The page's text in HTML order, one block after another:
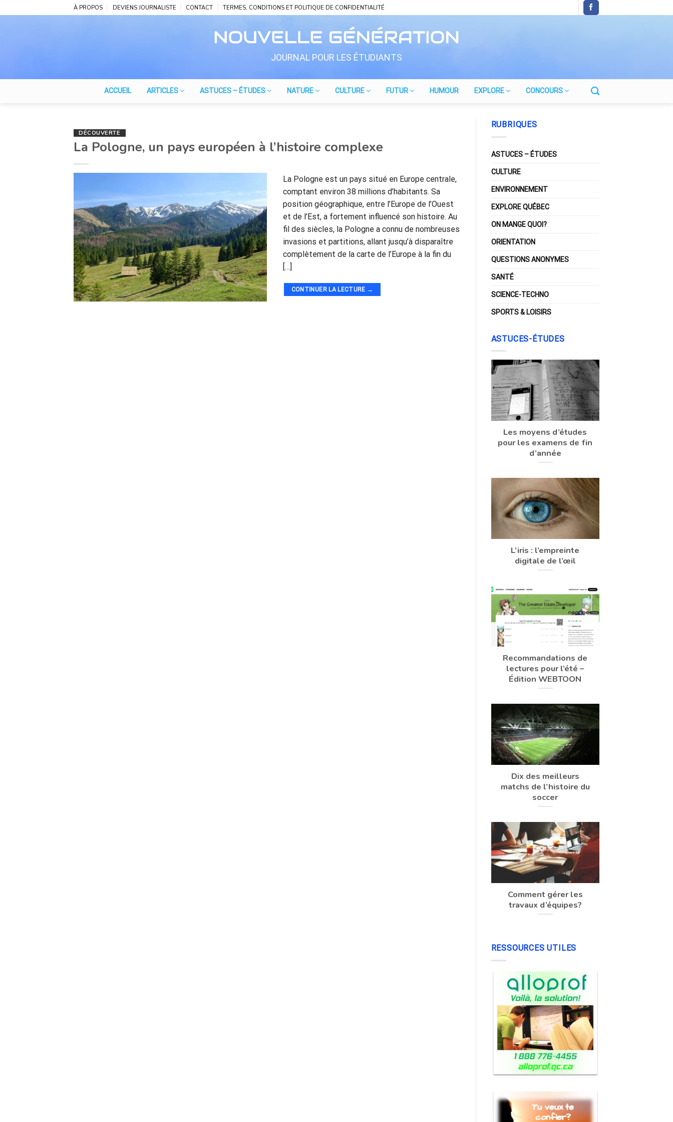
to
À PROPOS DEVIENS JOURNALISTE CONTACT TERMES, CONDITIONS ET POLITIQUE DE CONFIDENTIALITÉ
JOURNAL POUR LES ÉTUDIANTS
ACCUEIL ARTICLES ASTUCES – ÉTUDES NATURE CULTURE FUTUR HUMOUR EXPLORE CONCOURS
DÉCOUVERTE
La Pologne, un pays européen à l’histoire complexe
La Pologne est un pays situé en Europe centrale,
comptant environ 38 millions d’habitants. Sa
position géographique, entre l’Europe de l’Ouest
et de l’Est, a fortement influencé son histoire. Au
fil des siècles, la Pologne a connu de nombreuses
invasions et partitions, allant jusqu’à disparaître
complètement de la carte de l’Europe à la fin du
[…]
CONTINUER LA LECTURE →
RUBRIQUES
ASTUCES – ÉTUDES
CULTURE
ENVIRONNEMENT
EXPLORE QUÉBEC
ON MANGE QUOI?
ORIENTATION
QUESTIONS ANONYMES
SANTÉ
SCIENCE-TECHNO
SPORTS & LOISIRS
ASTUCES-ÉTUDES
Les moyens d’études
pour les examens de fin
d’année
L’iris : l’empreinte
digitale de l’œil
Recommandations de
lectures pour l’été –
Édition WEBTOON
Dix des meilleurs
matchs de l’histoire du
soccer
Comment gérer les
travaux d’équipes?
RESSOURCES UTILES